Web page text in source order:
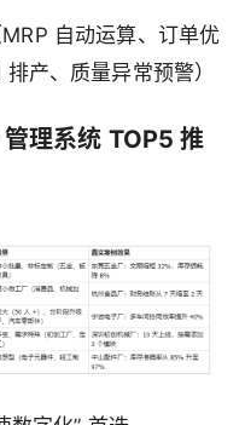
自动运算、订单优
产、质量异常预警）
理系统 TOP5 推